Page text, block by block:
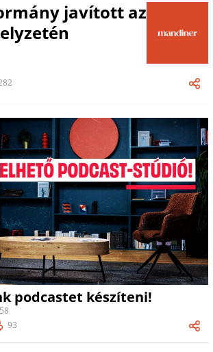
javított az
podcastet készíteni!
93